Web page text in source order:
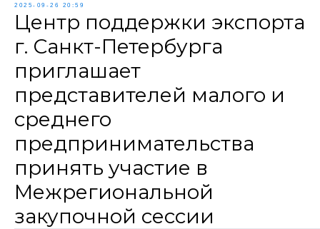
2025-09-26 20:59
Центр поддержки экспорта
г. Санкт-Петербурга
приглашает
представителей малого и
среднего
предпринимательства
принять участие в
Межрегиональной
закупочной сессии